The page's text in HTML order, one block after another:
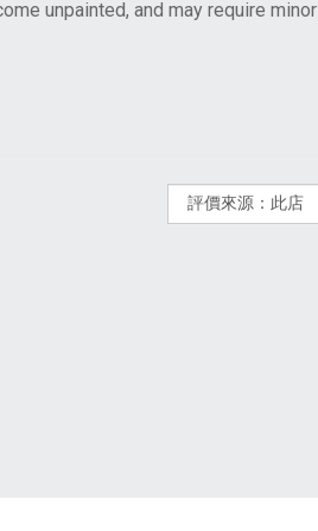
unpainted, and may require minor